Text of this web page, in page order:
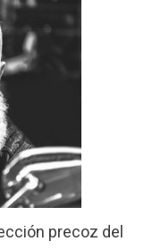
precoz del